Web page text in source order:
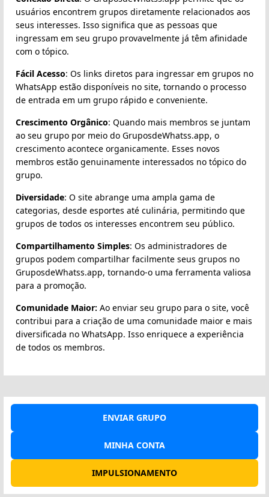
usuários encontrem grupos diretamente relacionados aos
seus interesses. Isso significa que as pessoas que
ingressam em seu grupo provavelmente já têm afinidade
com o tópico.
Fácil Acesso: Os links diretos para ingressar em grupos no
WhatsApp estão disponíveis no site, tornando o processo
de entrada em um grupo rápido e conveniente.
Crescimento Orgânico: Quando mais membros se juntam
ao seu grupo por meio do GruposdeWhatss.app, o
crescimento acontece organicamente. Esses novos
membros estão genuinamente interessados no tópico do
grupo.
Diversidade: O site abrange uma ampla gama de
categorias, desde esportes até culinária, permitindo que
grupos de todos os interesses encontrem seu público.
Compartilhamento Simples: Os administradores de
grupos podem compartilhar facilmente seus grupos no
GruposdeWhatss.app, tornando-o uma ferramenta valiosa
para a promoção.
Comunidade Maior: Ao enviar seu grupo para o site, você
contribui para a criação de uma comunidade maior e mais
diversificada no WhatsApp. Isso enriquece a experiência
de todos os membros.
ENVIAR GRUPO
MINHA CONTA
IMPULSIONAMENTO